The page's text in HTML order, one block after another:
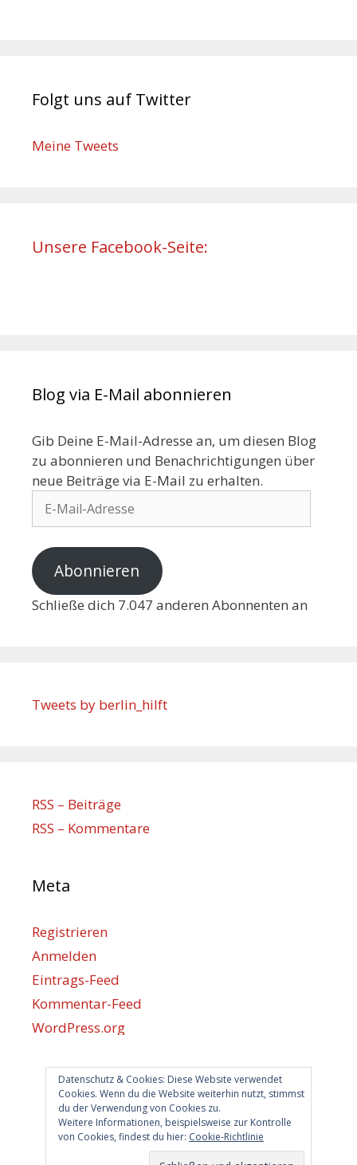
Folgt uns auf Twitter
Meine Tweets
Unsere Facebook-Seite:
Blog via E-Mail abonnieren
Gib Deine E-Mail-Adresse an, um diesen Blog
zu abonnieren und Benachrichtigungen über
neue Beiträge via E-Mail zu erhalten.
Abonnieren
Schließe dich 7.047 anderen Abonnenten an
Datenschutz & Cookies: Diese Website verwendet
Cookies. Wenn du die Website weiterhin nutzt, stimmst
du der Verwendung von Cookies zu.
Weitere Informationen, beispielsweise zur Kontrolle
von Cookies, findest du hier: Cookie-Richtlinie
Tweets by berlin_hilft
RSS – Beiträge
RSS – Kommentare
Meta
Registrieren
Anmelden
Eintrags-Feed
Kommentar-Feed
WordPress.org
Berlin hilft
info@berlin-hilft.com